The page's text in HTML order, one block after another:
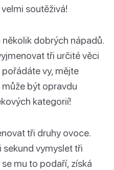
soutěživá!
dobrých nápadů.
tři určité věci
vy, mějte
být opravdu
kategorií!
tři druhy ovoce.
vymyslet tři
mu to podaří, získá